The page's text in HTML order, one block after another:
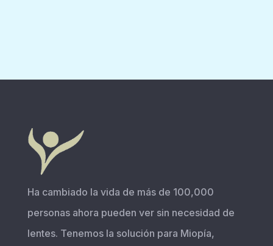
Ha cambiado la vida de más de 100,000
personas ahora pueden ver sin necesidad de
lentes. Tenemos la solución para Miopía,